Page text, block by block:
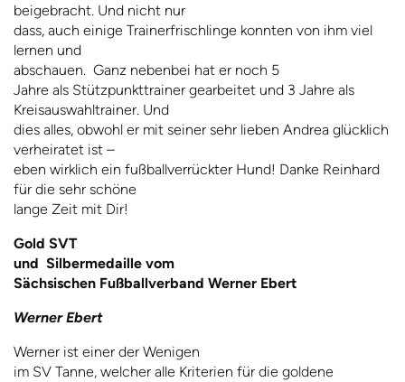
beigebracht. Und nicht nur
dass, auch einige Trainerfrischlinge konnten von ihm viel
lernen und
abschauen. Ganz nebenbei hat er noch 5
Jahre als Stützpunkttrainer gearbeitet und 3 Jahre als
Kreisauswahltrainer. Und
dies alles, obwohl er mit seiner sehr lieben Andrea glücklich
verheiratet ist –
eben wirklich ein fußballverrückter Hund! Danke Reinhard
für die sehr schöne
lange Zeit mit Dir!
Gold SVT
und Silbermedaille vom
Sächsischen Fußballverband Werner Ebert
Werner Ebert
Werner ist einer der Wenigen
im SV Tanne, welcher alle Kriterien für die goldene